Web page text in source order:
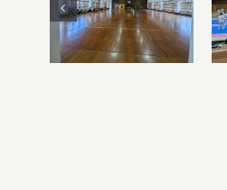
令和8年度 ミ
ニ運動会